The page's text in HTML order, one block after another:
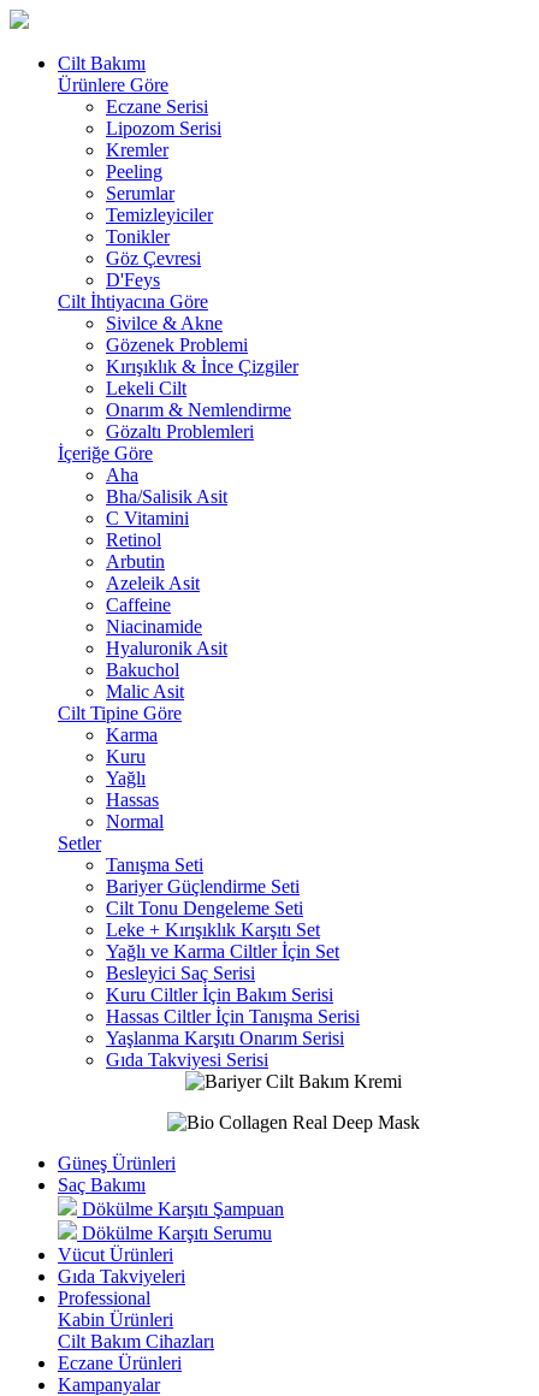
Cilt Bakımı
Ürünlere Göre
Eczane Serisi
Lipozom Serisi
Kremler
Peeling
Serumlar
Temizleyiciler
Tonikler
Göz Çevresi
D'Feys
Cilt İhtiyacına Göre
Sivilce & Akne
Gözenek Problemi
Kırışıklık & İnce Çizgiler
Lekeli Cilt
Onarım & Nemlendirme
Gözaltı Problemleri
İçeriğe Göre
Aha
Bha/Salisik Asit
C Vitamini
Retinol
Arbutin
Azeleik Asit
Caffeine
Niacinamide
Hyaluronik Asit
Bakuchol
Malic Asit
Cilt Tipine Göre
Karma
Kuru
Yağlı
Hassas
Normal
Setler
Tanışma Seti
Bariyer Güçlendirme Seti
Cilt Tonu Dengeleme Seti
Leke + Kırışıklık Karşıtı Set
Yağlı ve Karma Ciltler İçin Set
Besleyici Saç Serisi
Kuru Ciltler İçin Bakım Serisi
Hassas Ciltler İçin Tanışma Serisi
Yaşlanma Karşıtı Onarım Serisi
Gıda Takviyesi Serisi
Güneş Ürünleri
Saç Bakımı
Dökülme Karşıtı Şampuan
Dökülme Karşıtı Serumu
Vücut Ürünleri
Gıda Takviyeleri
Professional
Kabin Ürünleri
Cilt Bakım Cihazları
Eczane Ürünleri
Kampanyalar